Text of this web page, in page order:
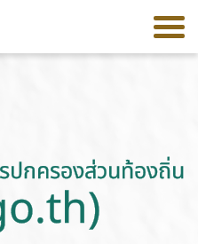
ปกครองส่วนท้องถิ่น